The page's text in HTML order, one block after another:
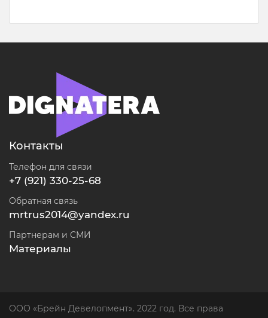
Контакты
Телефон для связи
+7 (921) 330-25-68
Обратная связь
mrtrus2014@yandex.ru
Партнерам и СМИ
Материалы
ООО «Брейн Девелопмент». 2022 год. Все права